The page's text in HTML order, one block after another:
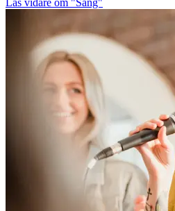
Läs vidare om "Sång"